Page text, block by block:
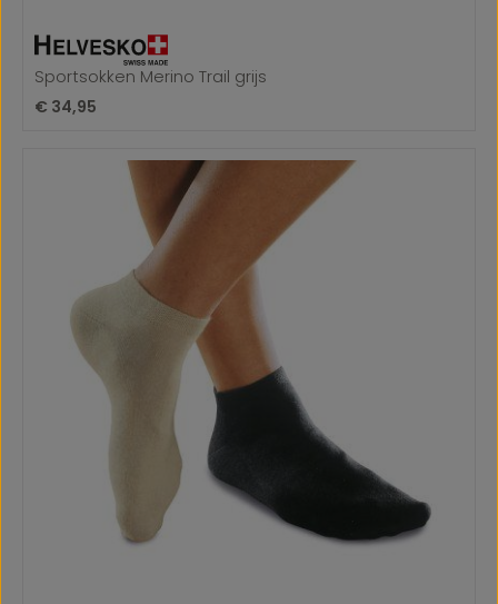
Sportsokken Merino Trail grijs
Normale prijs:
€ 34,95